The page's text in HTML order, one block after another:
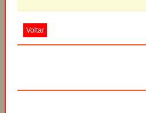
Voltar